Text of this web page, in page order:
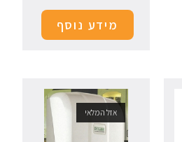
מידע נוסף
אזל המלאי